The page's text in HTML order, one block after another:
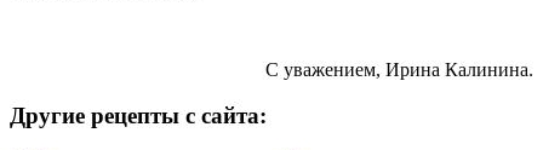
С уважением, Ирина Калинина.
Другие рецепты с сайта: